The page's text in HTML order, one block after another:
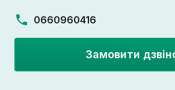
0660960416
Замовити